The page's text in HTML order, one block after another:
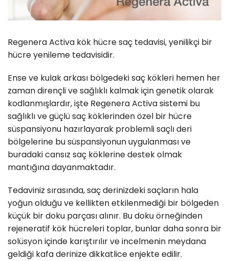
Regenera Activa kök hücre saç tedavisi, yenilikçi bir
hücre yenileme tedavisidir.
Ense ve kulak arkası bölgedeki saç kökleri hemen her
zaman dirençli ve sağlıklı kalmak için genetik olarak
kodlanmışlardır, işte Regenera Activa sistemi bu
sağlıklı ve güçlü saç köklerinden özel bir hücre
süspansiyonu hazırlayarak problemli saçlı deri
bölgelerine bu süspansiyonun uygulanması ve
buradaki cansız saç köklerine destek olmak
mantığına dayanmaktadır.
Tedaviniz sırasında, saç derinizdeki saçların hala
yoğun olduğu ve kellikten etkilenmediği bir bölgeden
küçük bir doku parçası alınır. Bu doku örneğinden
rejeneratif kök hücreleri toplar, bunlar daha sonra bir
solüsyon içinde karıştırılır ve incelmenin meydana
geldiği kafa derinize dikkatlice enjekte edilir.